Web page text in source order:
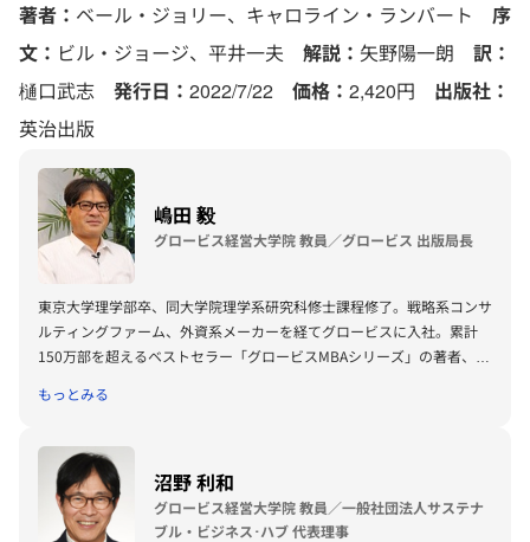
著者： ベール・ジョリー、キャロライン・ランバート 序
文： ビル・ジョージ、平井一夫 解説： 矢野陽一朗 訳：
樋口武志 発行日： 2022/7/22 価格： 2,420円 出版社：
英治出版
嶋田 毅
グロービス経営大学院 教員／グロービス 出版局長
東京大学理学部卒、同大学院理学系研究科修士課程修了。戦略系コンサ
ルティングファーム、外資系メーカーを経てグロービスに入社。累計
150万部を超えるベストセラー「グロービスMBAシリーズ」の著者、プ
ング』『グロービスMBAキーワード 図解 基本ビジネス思考法45』
ス仮説力の磨き方』（以上ダイヤモンド社）、『MBA 100の基本』
（東洋経済新報社）、『［実況］ロジカルシンキング教室』『［実況』
アカウンティング教室』『競争優位としての経営理念』（以上PHP研
究所）、『ロジカルシンキングの落とし穴』『バイアス』『KSFとは』
もっとみる
沼野 利和
グロービス経営大学院 教員／一般社団法人サステナ
ブル・ビジネス･ハブ 代表理事